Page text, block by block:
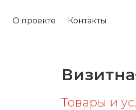
О проекте Контакты
Товары и